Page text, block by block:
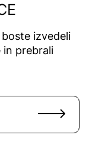
izvedeli
in prebrali